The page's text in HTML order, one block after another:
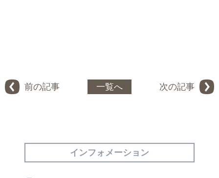
前の記事 一覧へ 次の記事
インフォメーション